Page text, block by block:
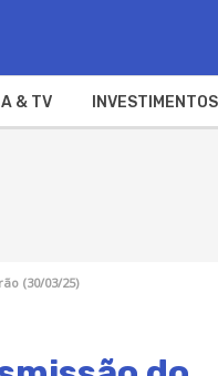
& TV INVESTIMENTOS
(30/03/25)